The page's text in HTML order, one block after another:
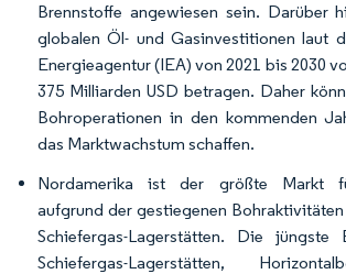
Brennstoffe angewiesen sein. Darüber
globalen Öl- und Gasinvestitionen laut
Energieagentur (IEA) von 2021 bis 2030
375 Milliarden USD betragen. Daher
Bohroperationen in den kommenden
das Marktwachstum schaffen.
Nordamerika ist der größte Markt
aufgrund der gestiegenen
Schiefergas-Lagerstätten. Die jüngste
Schiefergas-Lagerstätten,